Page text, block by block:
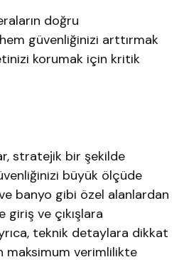
doğru
hem güvenliğinizi arttırmak
korumak için kritik
stratejik bir şekilde
büyük ölçüde
ve banyo gibi özel alanlardan
giriş ve çıkışlara
teknik detaylara dikkat
maksimum verimlilikte